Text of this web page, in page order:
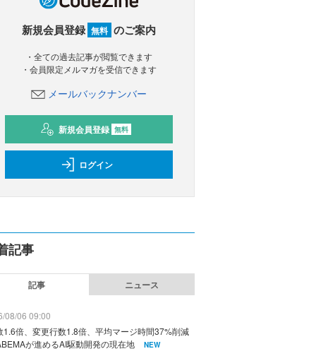
新規会員登録 無料 のご案内
・全ての過去記事が閲覧できます
・会員限定メルマガを受信できます
メールバックナンバー
新規会員登録 無料
ログイン
記事
記事 ニュース
08/06 09:00
1.6倍、変更行数1.8倍、平均マージ時間37%削減
が進めるAI駆動開発の現在地
NEW